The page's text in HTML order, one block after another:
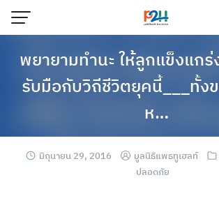
พยายามทำนะ ให้ลูกแข็งแกร่
รับมือกับวิถีชีวิตยุคนี้___ทั้ง
ห…
มิถุนายน 29, 2016 มูลนิธิแพธทูเฮลท์
ปลอดภัย